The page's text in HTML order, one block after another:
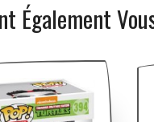
Également